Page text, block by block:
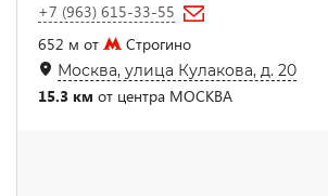
+7 (963) 615-33-55
652 м от
Строгино
Москва, улица Кулакова, д. 20
15.3 км от центра МОСКВА